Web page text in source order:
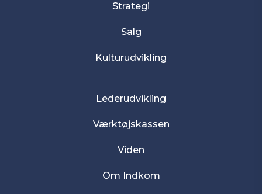
Strategi
Salg
Kulturudvikling
Lederudvikling
Værktøjskassen
Viden
Om Indkom